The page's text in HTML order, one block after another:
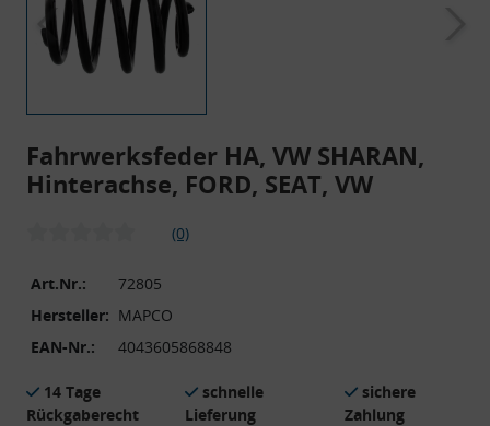
Fahrwerksfeder HA, VW SHARAN,
Hinterachse, FORD, SEAT, VW
(0)
Art.Nr.:
72805
Hersteller: MAPCO
EAN-Nr.:
4043605868848
14 Tage
Rückgaberecht
schnelle
Lieferung
sichere
Zahlung